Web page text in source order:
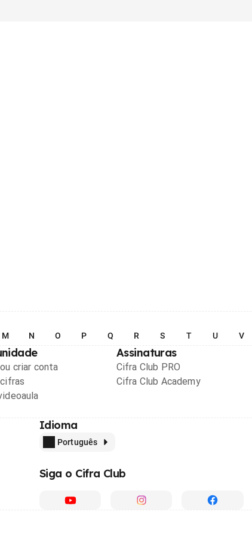
M N O P Q R S T U V
criar conta
Assinaturas
Cifra Club PRO
Cifra Club Academy
Idioma
Português
Siga o Cifra Club